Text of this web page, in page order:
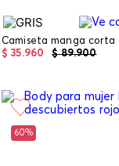
Camiseta manga corta
$ 89.900
$ 35.960
60%